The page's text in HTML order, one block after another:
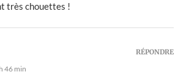
très chouettes !
46 min
RÉPONDRE